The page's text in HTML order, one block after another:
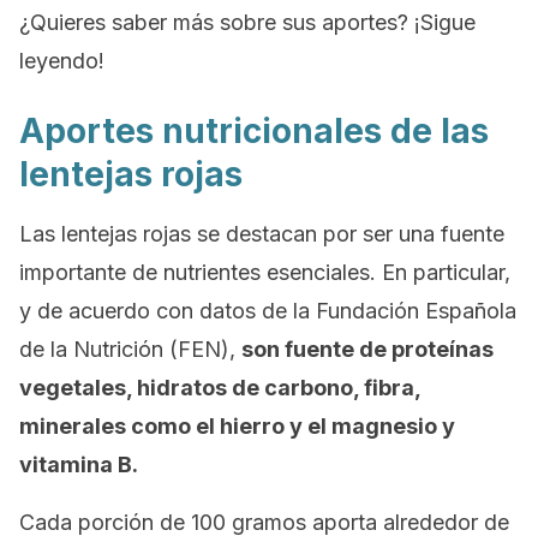
¿Quieres saber más sobre sus aportes? ¡Sigue
leyendo!
Aportes nutricionales de las
lentejas rojas
Las lentejas rojas se destacan por ser una fuente
importante de nutrientes esenciales. En particular,
y de acuerdo con datos de la Fundación Española
de la Nutrición (FEN), son fuente de proteínas
vegetales, hidratos de carbono, fibra,
minerales como el hierro y el magnesio y
vitamina B.
Cada porción de 100 gramos aporta alrededor de